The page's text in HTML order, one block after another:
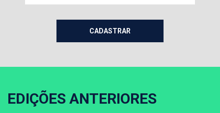
EDIÇÕES ANTERIORES